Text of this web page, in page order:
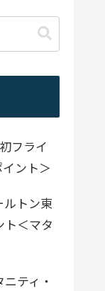
フライ
ント＞
ルトン東
＜マタ
ティ・